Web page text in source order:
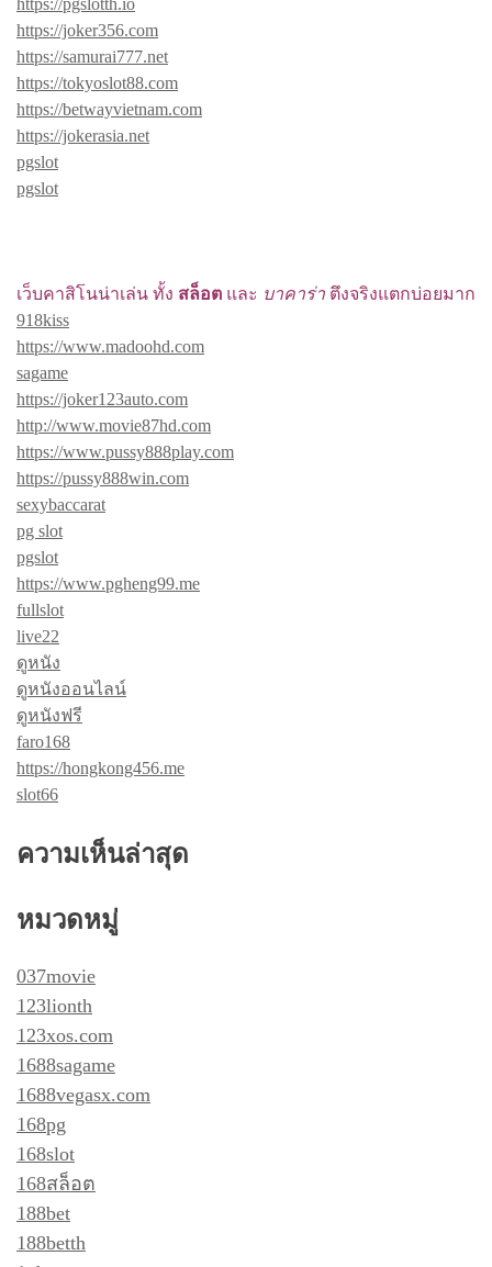
https://joker356.com
https://samurai777.net
https://tokyoslot88.com
https://betwayvietnam.com
https://jokerasia.net
pgslot
pgslot
เว็บคาสิโนน่าเล่น ทั้ง สล็อต และ บาคาร่า ตึงจริงแตกบ่อยมาก
918kiss
https://www.madoohd.com
sagame
https://joker123auto.com
http://www.movie87hd.com
https://www.pussy888play.com
https://pussy888win.com
sexybaccarat
pg slot
pgslot
https://www.pgheng99.me
fullslot
live22
ดูหนัง
ดูหนังออนไลน์
ดูหนังฟรี
faro168
https://hongkong456.me
slot66
ความเห็นล่าสุด
หมวดหมู่
037movie
123lionth
123xos.com
1688sagame
1688vegasx.com
168pg
168slot
168สล็อต
188bet
188betth